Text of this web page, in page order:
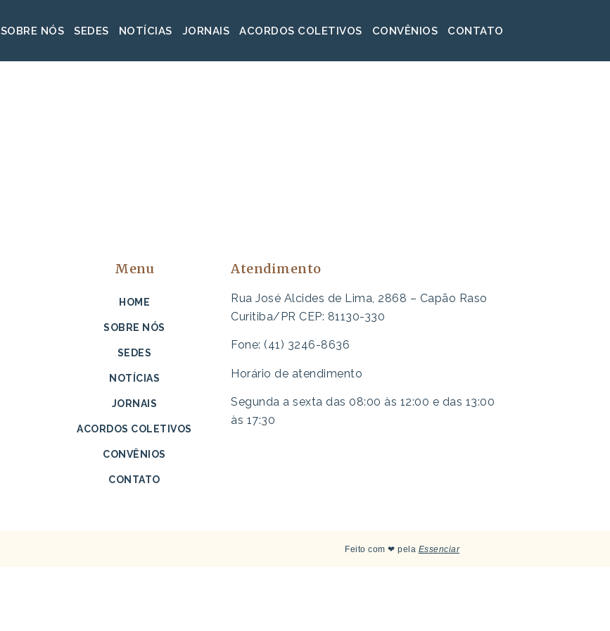
SOBRE NÓS SEDES NOTÍCIAS JORNAIS ACORDOS COLETIVOS CONVÊNIOS CONTATO
Menu
HOME
SOBRE NÓS
SEDES
NOTÍCIAS
JORNAIS
ACORDOS COLETIVOS
CONVÊNIOS
CONTATO
Atendimento
Rua José Alcides de Lima, 2868 – Capão Raso
Curitiba/PR CEP: 81130-330
Fone: (41) 3246-8636
Horário de atendimento
Segunda a sexta das 08:00 às 12:00 e das 13:00
às 17:30
Feito com ❤ pela Essenciar